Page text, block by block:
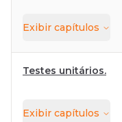
Exibir capítulos
Testes unitários.
Exibir capítulos